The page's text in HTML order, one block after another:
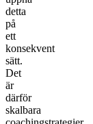
detta
på
ett
konsekvent
sätt.
Det
är
därför
skalbara